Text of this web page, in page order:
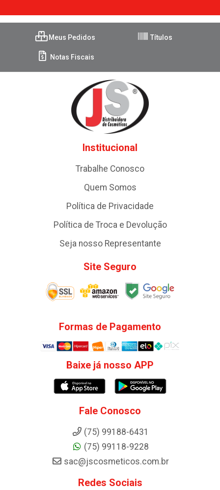
Meus Pedidos Títulos
Notas Fiscais
Institucional
Trabalhe Conosco
Quem Somos
Política de Privacidade
Política de Troca e Devolução
Seja nosso Representante
Site Seguro
Formas de Pagamento
Baixe já nosso APP
Fale Conosco
(75) 99188-6431
(75) 99118-9228
sac@jscosmeticos.com.br
Redes Sociais